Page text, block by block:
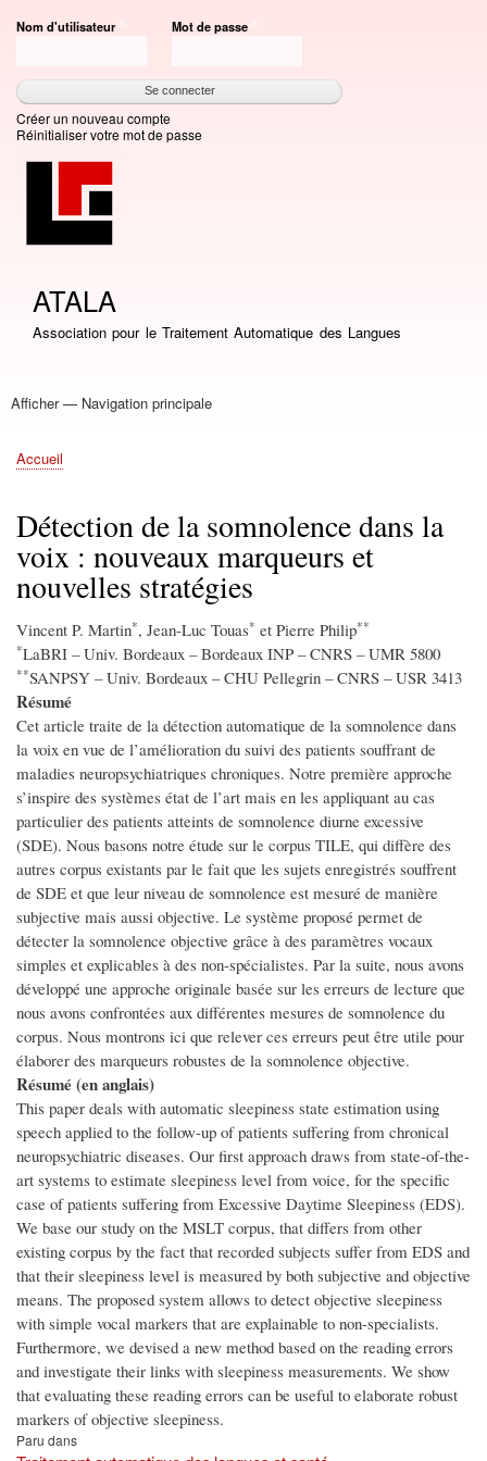
au
principal
Nom d'utilisateur Mot de passe
Créer un nouveau compte
Réinitialiser votre mot de passe
ATALA
Association pour le Traitement Automatique des Langues
Navigation
Afficher — Navigation principale
Accueil
Association
Bourses
Adhésion
Revue TAL
Liste LN
Conférence TALN
Conférences
Prix de thèse
Prix TALN-RECITAL
Annuaires
Journées
Offres d'emploi
Fil
Accueil
Détection de la somnolence dans la
voix : nouveaux marqueurs et
nouvelles stratégies
Vincent P. Martin*, Jean-Luc Touas* et Pierre Philip**
*LaBRI – Univ. Bordeaux – Bordeaux INP – CNRS – UMR 5800
**SANPSY – Univ. Bordeaux – CHU Pellegrin – CNRS – USR 3413
Résumé
Cet article traite de la détection automatique de la somnolence dans
la voix en vue de l’amélioration du suivi des patients souffrant de
maladies neuropsychiatriques chroniques. Notre première approche
s’inspire des systèmes état de l’art mais en les appliquant au cas
particulier des patients atteints de somnolence diurne excessive
(SDE). Nous basons notre étude sur le corpus TILE, qui diffère des
autres corpus existants par le fait que les sujets enregistrés souffrent
de SDE et que leur niveau de somnolence est mesuré de manière
subjective mais aussi objective. Le système proposé permet de
détecter la somnolence objective grâce à des paramètres vocaux
simples et explicables à des non-spécialistes. Par la suite, nous avons
développé une approche originale basée sur les erreurs de lecture que
nous avons confrontées aux différentes mesures de somnolence du
corpus. Nous montrons ici que relever ces erreurs peut être utile pour
élaborer des marqueurs robustes de la somnolence objective.
Résumé (en anglais)
This paper deals with automatic sleepiness state estimation using
speech applied to the follow-up of patients suffering from chronical
neuropsychiatric diseases. Our first approach draws from state-of-the-
art systems to estimate sleepiness level from voice, for the specific
case of patients suffering from Excessive Daytime Sleepiness (EDS).
We base our study on the MSLT corpus, that differs from other
existing corpus by the fact that recorded subjects suffer from EDS and
that their sleepiness level is measured by both subjective and objective
means. The proposed system allows to detect objective sleepiness
with simple vocal markers that are explainable to non-specialists.
Furthermore, we devised a new method based on the reading errors
and investigate their links with sleepiness measurements. We show
that evaluating these reading errors can be useful to elaborate robust
markers of objective sleepiness.
Paru dans